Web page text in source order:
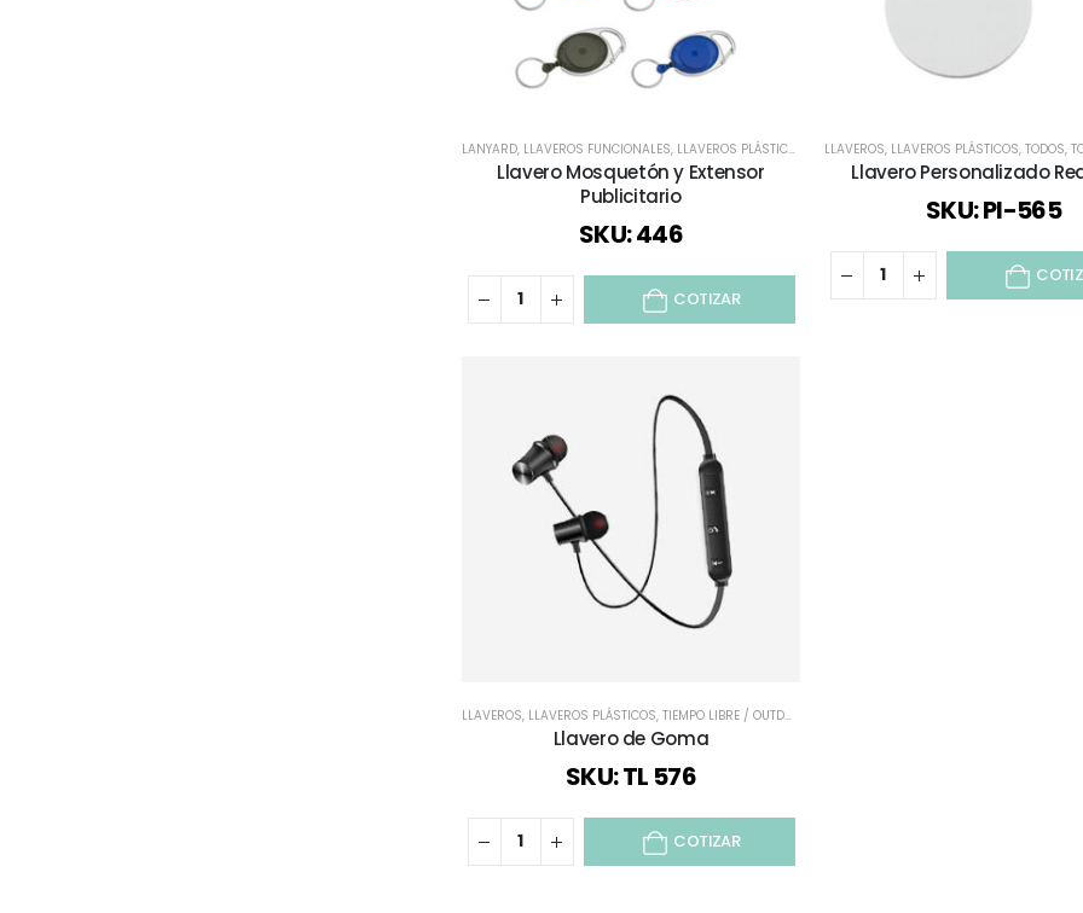
LANYARD, LLAVEROS FUNCIONALES, LLAVEROS PLÁSTICOS TODOS,TODOS LOS LLAVEROS
Llavero Mosquetón y Extensor
Publicitario
SKU: 446
COTIZAR
LLAVEROS, LLAVEROS PLÁSTICOS, TODOS,
Llavero Personalizado
SKU: PI-565
LLAVEROS, LLAVEROS PLÁSTICOS, TIEMPO LIBRE / OUTDOOR
Llavero de Goma
SKU: TL 576
COTIZAR